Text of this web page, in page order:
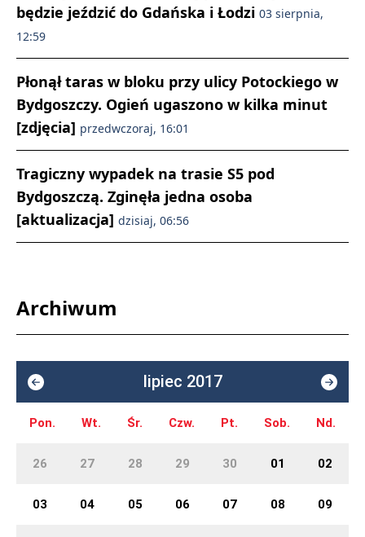
będzie jeździć do Gdańska i Łodzi 03 sierpnia,
12:59
Płonął taras w bloku przy ulicy Potockiego w
Bydgoszczy. Ogień ugaszono w kilka minut
[zdjęcia] przedwczoraj, 16:01
Tragiczny wypadek na trasie S5 pod
Bydgoszczą. Zginęła jedna osoba
[aktualizacja] dzisiaj, 06:56
Archiwum
lipiec 2017
Pon. Wt. Śr. Czw. Pt. Sob. Nd.
26 27 28 29 30 01 02
03 04 05 06 07 08 09